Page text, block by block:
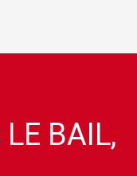
LE BAIL,